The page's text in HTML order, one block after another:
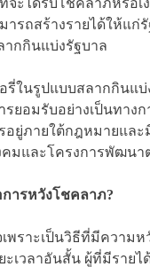
ะได้รับโชคลาภหรือเ
ารถสร้างรายได้ให้แก่
ากกินแบ่งรัฐบาล
รี่ในรูปแบบสลากกินแบ่
ยอมรับอย่างเป็นทางก
อยู่ภายใต้กฎหมายและ
คมและโครงการพัฒนา
ารหวังโชคลาภ?
พราะเป็นวิธีที่มีความห
ะเวลาอันสั้น ผู้ที่มีราย